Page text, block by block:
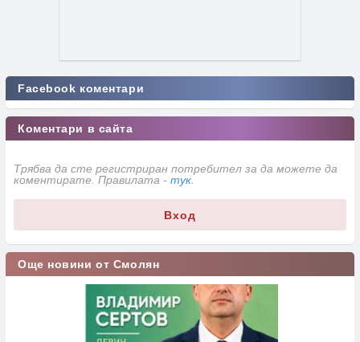
Facebook коментари
Коментари в сайта
Трябва да сте регистриран потребител за да можете да
коментирате. Правилата - тук
Вход
Още новини от Смолян